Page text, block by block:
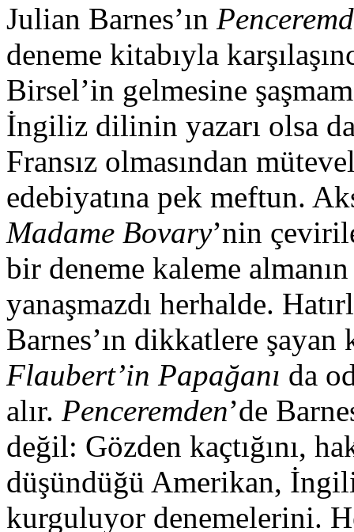
Julian Barnes’ın
deneme kitabıyla
Birsel’in gelmesine
İngiliz dilinin yazarı olsa
Fransız olmasından
edebiyatına pek meftun.
Madame Bovary’nin
bir deneme kaleme
yanaşmazdı herhalde.
Barnes’ın dikkatlere
Flaubert’in Papağanı da
alır. Penceremden’de
değil: Gözden kaçtığını,
düşündüğü Amerikan,
kurguluyor denemelerini.